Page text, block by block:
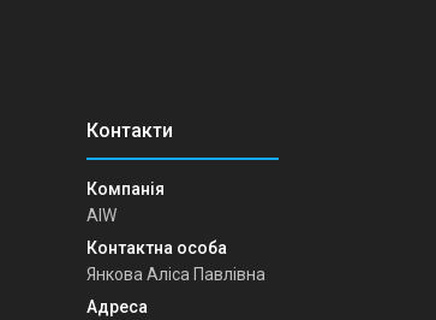
AIW
Янкова Аліса Павлівна